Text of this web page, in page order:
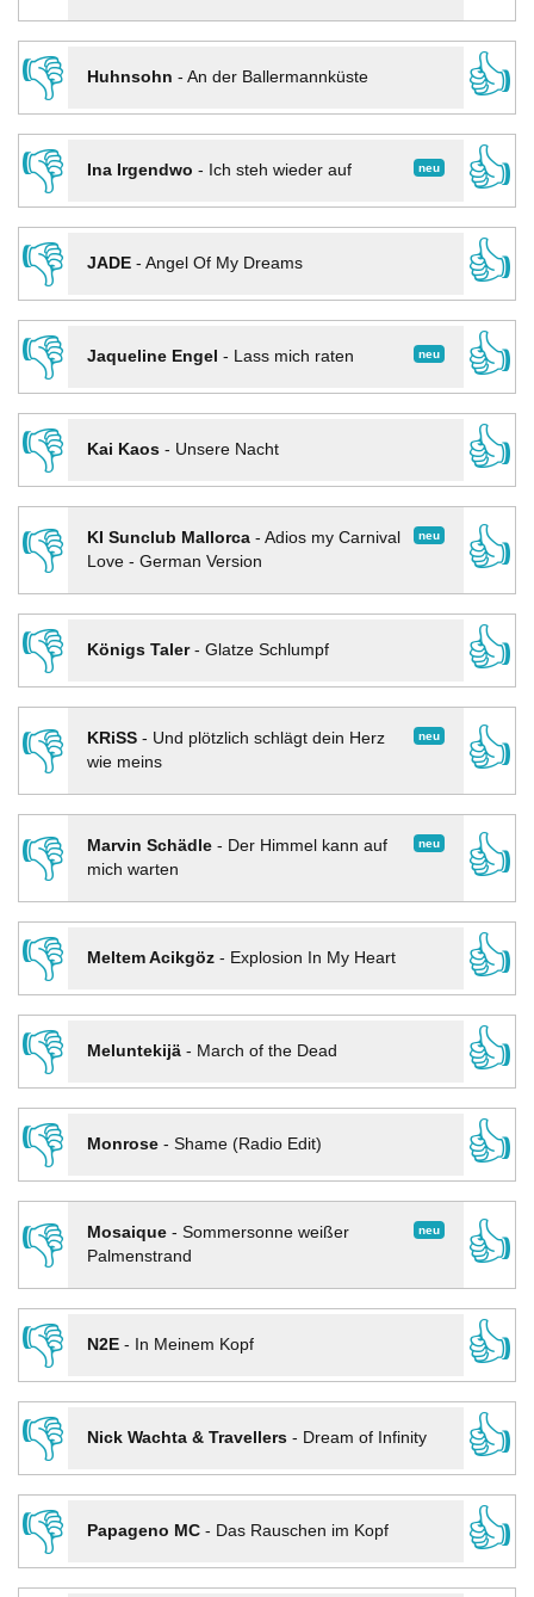
👎
Huhnsohn - An der Ballermannküste
👍
👎
neu
Ina Irgendwo - Ich steh wieder auf
👍
👎
JADE- Angel Of My Dreams
👍
👎
neu
Jaqueline Engel - Lass mich raten
👍
👎
Kai Kaos- Unsere Nacht
👍
👎
neu
KI Sunclub Mallorca- Adios my Carnival
Love - German Version
👍
👎
Königs Taler- Glatze Schlumpf
👍
👎
neu
KRiSS- Und plötzlich schlägt dein Herz
wie meins
👍
👎 neu
Marvin Schädle- Der Himmel kann auf
mich warten
👍
👎
Meltem Acikgöz- Explosion In My Heart
👍
👎
Meluntekijä- March of the Dead
👍
👎
Monrose- Shame (Radio Edit)
👍
👎
neu
Mosaique- Sommersonne weißer
Palmenstrand
👍
👎
N2E- In Meinem Kopf
👍
👎
Nick Wachta & Travellers- Dream of Infinity
👍
👎
Papageno MC- Das Rauschen im Kopf
👍